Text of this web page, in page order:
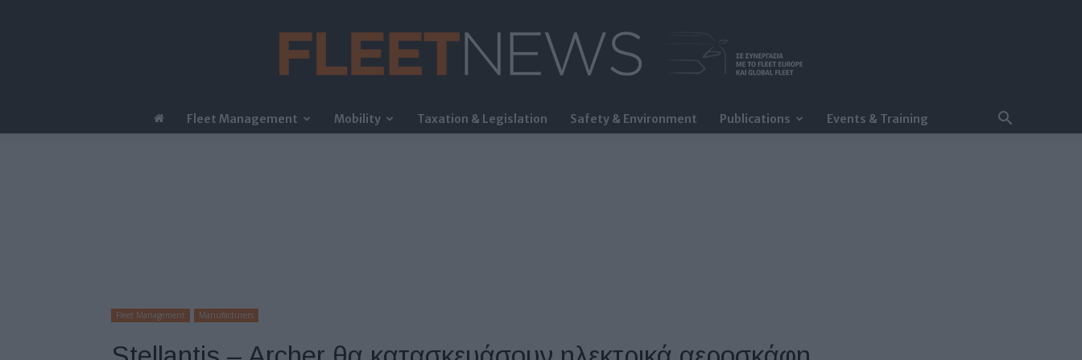
FleetNews
Fleet Management Mobility Taxation & Legislation Safety & Environment Publications Events & Training
Fleet Management Manufacturers